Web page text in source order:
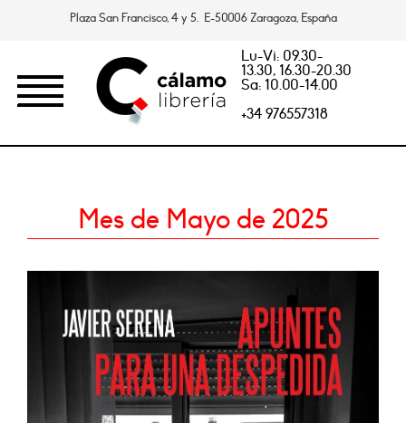
Plaza San Francisco, 4 y 5. E-50006 Zaragoza, España
Lu-Vi: 09.30-
13.30, 16.30-20.30
Sa: 10.00-14.00
+34 976557318
Mes de Mayo de 2025